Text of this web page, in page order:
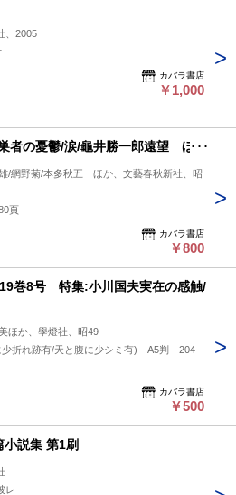
、2005
カバラ書店
￥1,000
の憂鬱/涙/龜井勝一郎遠望 ほか
/網野菊/本多秋五 ほか、文藝春秋新社、昭
頁
カバラ書店
￥800
巻8号 特集:小川国夫実在の感触/
ほか、學燈社、昭49
少折れ跡有/天と腹に少シミ有) A5判 204
カバラ書店
￥500
説集 第1刷
レ